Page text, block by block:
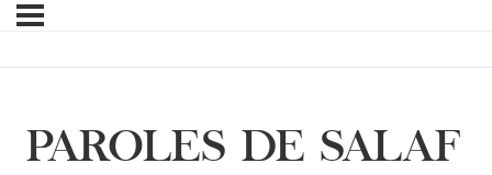
PAROLES DE SALAF